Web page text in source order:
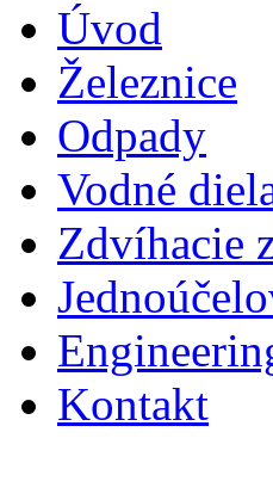
Úvod
Železnice
Odpady
Vodné
Zdvíhacie
Kontakt